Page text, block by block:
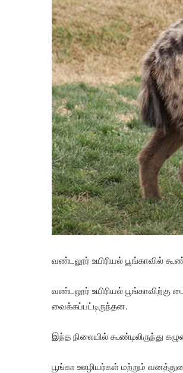
வண்டலூர் உயிரியல் பூங்காவில்
வண்டலூர் உயிரியல் பூங்காவிற்கு
வைக்கப்பட்டிருந்தன.
இந்த நிலையில் கூண்டிலிருந்து
பூங்கா ஊழியர்கள் மற்றும்